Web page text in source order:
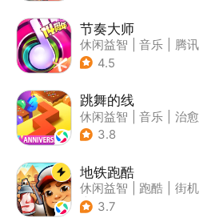
节奏大师
休闲益智 音乐
腾讯
4.5
跳舞的线
休闲益智 音乐
治愈
3.8
地铁跑酷
休闲益智 跑酷
街机
| 创梦天地
3.7